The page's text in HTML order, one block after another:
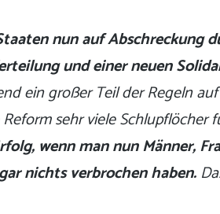
nun auf Abschreckung
und einer neuen
ein großer Teil der Regeln
sehr viele Schlupflöcher
wenn man nun Männer,
nichts verbrochen haben.